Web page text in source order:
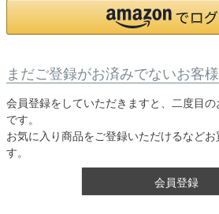
まだご登録がお済みでないお客様
会員登録をしていただきますと、二度目の
です。
お気に入り商品をご登録いただけるなど
す。
会員登録